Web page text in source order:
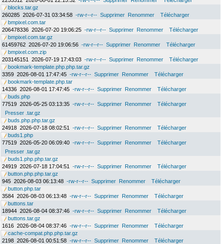
blocks.tar.gz
260285 2026-07-31 03:34:58 -rw-r--r-- Supprimer Renommer
Télécharger
bmpixel.com.tar
206478336 2026-07-20 19:06:25 -rw-r--r-- Supprimer Renommer
Télécharger
bmpixel.com.tar.gz
61459762 2026-07-20 19:06:56 -rw-r--r-- Supprimer Renommer
Télécharger
bmpixel.com.zip
203145151
2026-07-19 17:43:03 -rw-r--r-- Supprimer Renommer
Télécharger
bookmark-template.php.php.tar.gz
3359 2026-08-01 17:47:45 -rw-r--r-- Supprimer Renommer
Télécharger
bookmark-template.php.tar
14336 2026-08-01 17:47:45 -rw-r--r-- Supprimer Renommer
Télécharger
buds.php
77519 2026-05-25 03:13:35 -rw-r--r-- Supprimer Renommer
Télécharger
Presser .tar.gz
buds.php.php.tar.gz
24918 2026-07-18 08:02:51 -rw-r--r-- Supprimer Renommer
Télécharger
buds1.php
77519 2026-05-20 06:09:40 -rw-r--r-- Supprimer Renommer
Télécharger
Presser .tar.gz
buds1.php.php.tar.gz
24919 2026-07-18 17:04:51 -rw-r--r-- Supprimer Renommer
Télécharger
button.php.php.tar.gz
945 2026-08-03 06:13:48 -rw-r--r-- Supprimer Renommer
Télécharger
button.php.tar
3584 2026-08-03 06:13:48 -rw-r--r-- Supprimer Renommer
Télécharger
buttons.tar
18944 2026-08-04 08:37:46 -rw-r--r-- Supprimer Renommer
Télécharger
buttons.tar.gz
1616 2026-08-04 08:37:46 -rw-r--r-- Supprimer Renommer
Télécharger
cache-compat.php.php.tar.gz
2198 2026-08-01 00:51:58 -rw-r--r-- Supprimer Renommer
Télécharger